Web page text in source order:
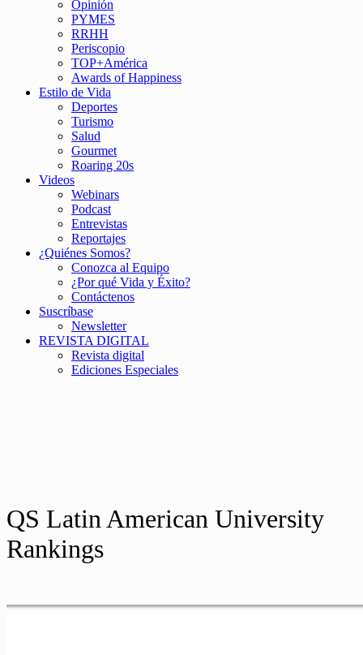
Opinión
PYMES
RRHH
Periscopio
TOP+América
Awards of Happiness
Estilo de Vida
Deportes
Turismo
Salud
Gourmet
Roaring 20s
Videos
Webinars
Podcast
Entrevistas
Reportajes
¿Quiénes Somos?
Conozca al Equipo
¿Por qué Vida y Éxito?
Contáctenos
Suscríbase
Newsletter
REVISTA DIGITAL
Revista digital
Ediciones Especiales
QS Latin American University
Rankings